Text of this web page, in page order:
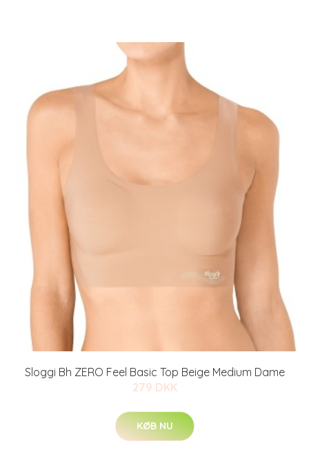
Sloggi Bh ZERO Feel Basic Top Beige Medium Dame
279 DKK
KØB NU